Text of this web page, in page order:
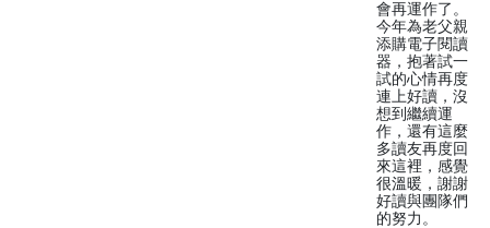
會再運作了。
今年為老父親
添購電子閱讀
器，抱著試一
試的心情再度
連上好讀，沒
想到繼續運
作，還有這麼
多讀友再度回
來這裡，感覺
很溫暖，謝謝
好讀與團隊們
的努力。